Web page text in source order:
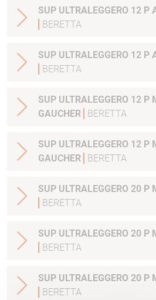
SUP ULTRALEGGERO 12 P
BERETTA
SUP ULTRALEGGERO 12 P
BERETTA
SUP ULTRALEGGERO 12 P
GAUCHER
BERETTA
SUP ULTRALEGGERO 12 P
GAUCHER
BERETTA
SUP ULTRALEGGERO 20 P
BERETTA
SUP ULTRALEGGERO 20 P
BERETTA
SUP ULTRALEGGERO 20 P
BERETTA